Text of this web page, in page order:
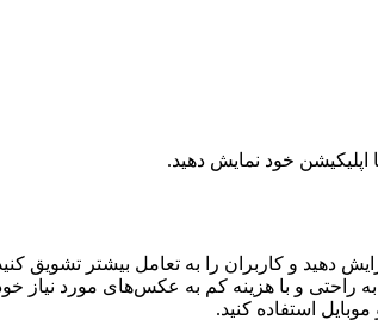
خود نمایش دهید.
دهید و کاربران را به تعامل بیشتر تشویق
راحتی و با هزینه کم به عکس‌های مورد نیاز
استفاده کنید.